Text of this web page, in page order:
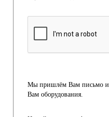
Мы пришлём Вам письмо и
Вам оборудования.